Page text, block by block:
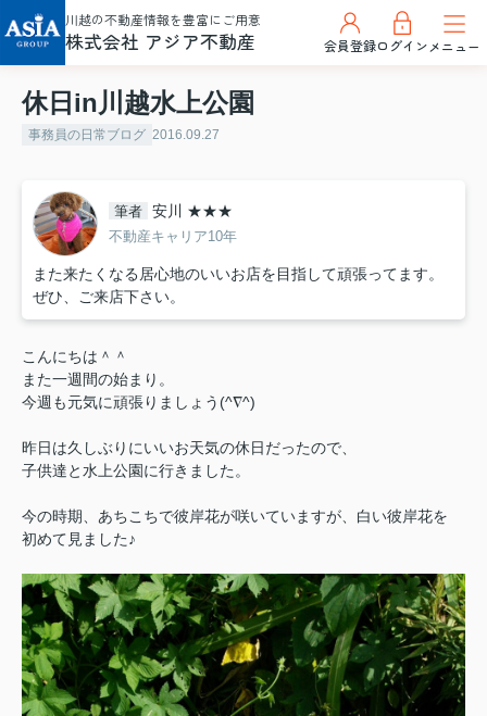
川越の不動産情報を豊富にご用意
株式会社 アジア不動産 会員登録ログインメニュー
休日in川越水上公園
事務員の日常ブログ 2016.09.27
筆者 安川 ★★★
不動産キャリア10年
また来たくなる居心地のいいお店を目指して頑張ってます。
ぜひ、ご来店下さい。
こんにちは＾＾
また一週間の始まり。
今週も元気に頑張りましょう(^∇^)
昨日は久しぶりにいいお天気の休日だったので、
子供達と水上公園に行きました。
今の時期、あちこちで彼岸花が咲いていますが、白い彼岸花を
初めて見ました♪